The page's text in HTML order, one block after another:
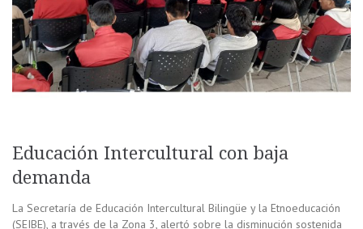
Educación Intercultural con baja
demanda
La Secretaría de Educación Intercultural Bilingüe y la Etnoeducación
(SEIBE), a través de la Zona 3, alertó sobre la disminución sostenida